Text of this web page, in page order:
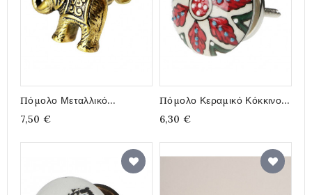
Πόμολο Μεταλλικό
Ελέφαντας 5x4εκ
7,50 €
Πόμολο Κεραμικό Κόκκινο
Και Λευκό 4,6εκ
6,30 €